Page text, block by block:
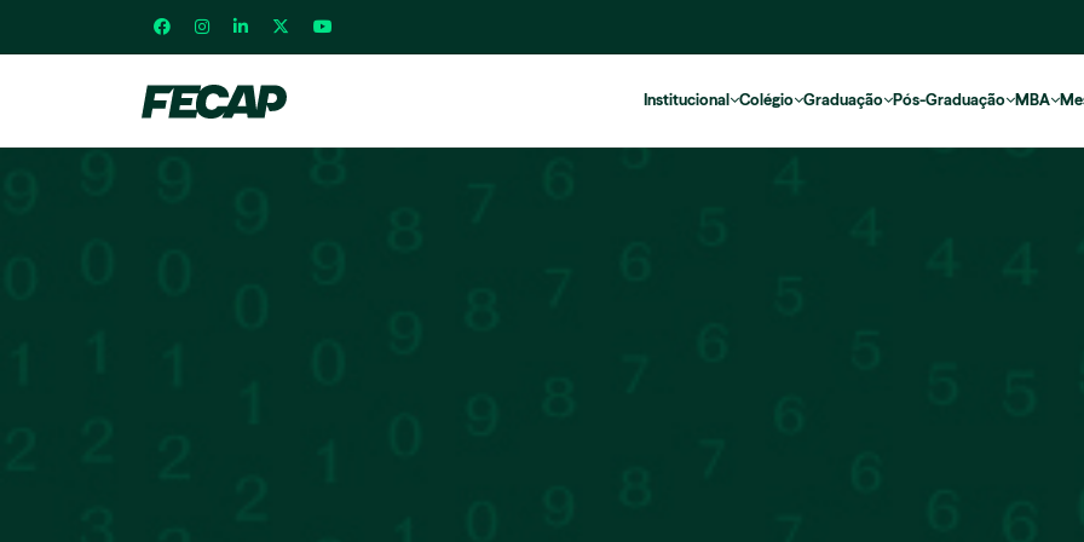
Institucional Colégio Graduação Pós-Graduação MBA